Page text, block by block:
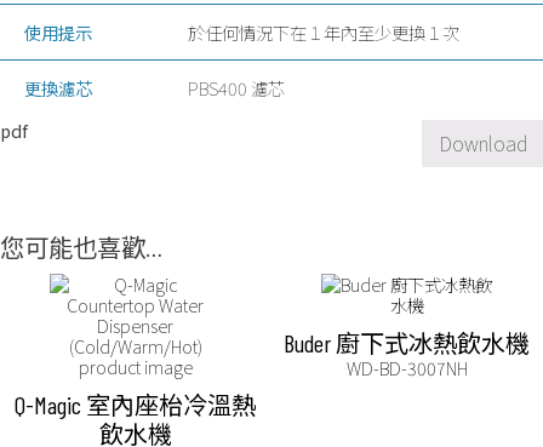
使用提示 於任何情況下在１年內至少更換１次
更換濾芯
PBS400 濾芯
pdf
Download
您可能也喜歡…
Q-Magic 室內座枱冷溫熱
飲水機
Buder 廚下式冰熱飲水機
WD-BD-3007NH